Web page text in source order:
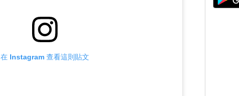
在 Instagram 查看這則貼文